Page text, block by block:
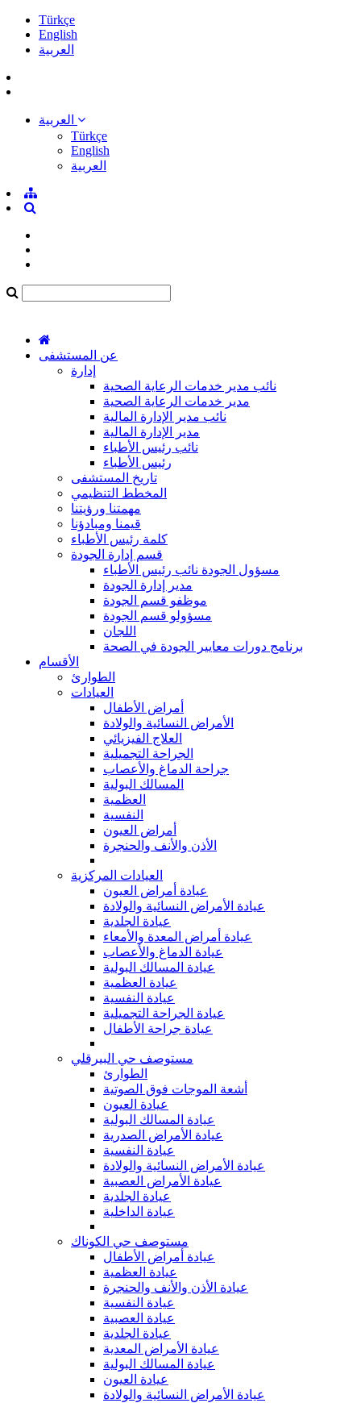
Türkçe
English
العربية
Türkçe
English
العربية
عن المستشفى
إدارة
نائب مدير خدمات الرعاية الصحية
مدير خدمات الرعاية الصحية
نائب مدير الإدارة المالية
مدير الإدارة المالية
نائب رئيس الأطباء
رئيس الأطباء
تاريخ المستشفى
المخطط التنظيمي
مهمتنا ورؤيتنا
قيمنا ومبادؤنا
كلمة رئيس الأطباء
قسم إدارة الجودة
مسؤول الجودة نائب رئيس الأطباء
مدير إدارة الجودة
موظفو قسم الجودة
مسؤولو قسم الجودة
اللجان
برنامج دورات معايير الجودة في الصحة
الأقسام
الطوارئ
العيادات
أمراض الأطفال
الأمراض النسائية والولادة
العلاج الفيزيائي
الجراحة التجميلية
جراحة الدماغ والأعصاب
المسالك البولية
العظمية
النفسية
أمراض العيون
الأذن والأنف والحنجرة
العيادات المركزية
عيادة أمراض العيون
عيادة الأمراض النسائية والولادة
عيادة الجلدية
عيادة أمراض المعدة والأمعاء
عيادة الدماغ والأعصاب
عيادة المسالك البولية
عيادة العظمية
عيادة النفسية
عيادة الجراحة التجميلية
عيادة جراحة الأطفال
مستوصف حي البيرقلي
الطوارئ
أشعة الموجات فوق الصوتية
عيادة العيون
عيادة المسالك البولية
عيادة الأمراض الصدرية
عيادة النفسية
عيادة الأمراض النسائية والولادة
عيادة الأمراض العصبية
عيادة الجلدية
عيادة الداخلية
مستوصف حي الكوناك
عيادة أمراض الأطفال
عيادة العظمية
عيادة الأذن والأنف والحنجرة
عيادة النفسية
عيادة العصبية
عيادة الجلدية
عيادة الأمراض المعدية
عيادة المسالك البولية
عيادة العيون
عيادة الأمراض النسائية والولادة